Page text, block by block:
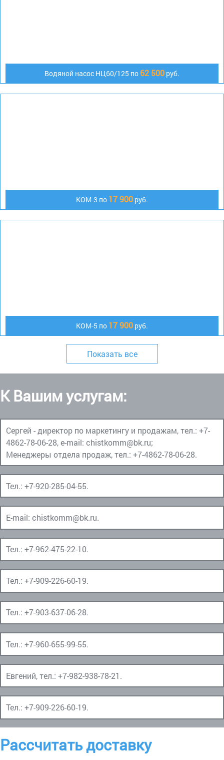
Водяной насос НЦ60/125 по 62 500 руб.
КОМ-3 по 17 900 руб.
КОМ-5 по 17 900 руб.
Показать все
К Вашим услугам:
Сергей - директор по маркетингу и продажам, тел.: +7-
4862-78-06-28, e-mail: chistkomm@bk.ru;
Менеджеры отдела продаж, тел.: +7-4862-78-06-28.
Тел.: +7-920-285-04-55.
E-mail: chistkomm@bk.ru.
Тел.: +7-962-475-22-10.
Тел.: +7-909-226-60-19.
Тел.: +7-903-637-06-28.
Тел.: +7-960-655-99-55.
Евгений, тел.: +7-982-938-78-21.
Тел.: +7-909-226-60-19.
Рассчитать доставку